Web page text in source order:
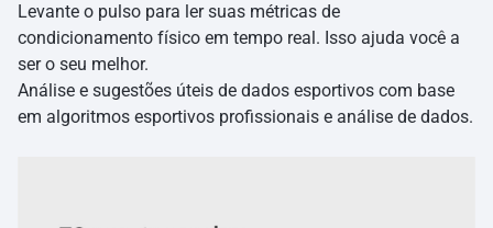
Levante o pulso para ler suas métricas de
condicionamento físico em tempo real. Isso ajuda você a
ser o seu melhor.
Análise e sugestões úteis de dados esportivos com base
em algoritmos esportivos profissionais e análise de dados.